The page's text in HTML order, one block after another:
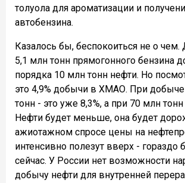
толуола для ароматизации и
автобензина.
Казалось бы, беспокоиться не о чем.
5,1 млн тонн прямогонного бензина
порядка 10 млн тонн нефти. Но
это 4,9% добычи в ХМАО. При
тонн - это уже 8,3%, а при 70 млн тонн
Нефти будет меньше, она будет
ажиотажном спросе цены на
интенсивно полезут вверх - гораздо
сейчас. У России нет возможности
добычу нефти для внутренней